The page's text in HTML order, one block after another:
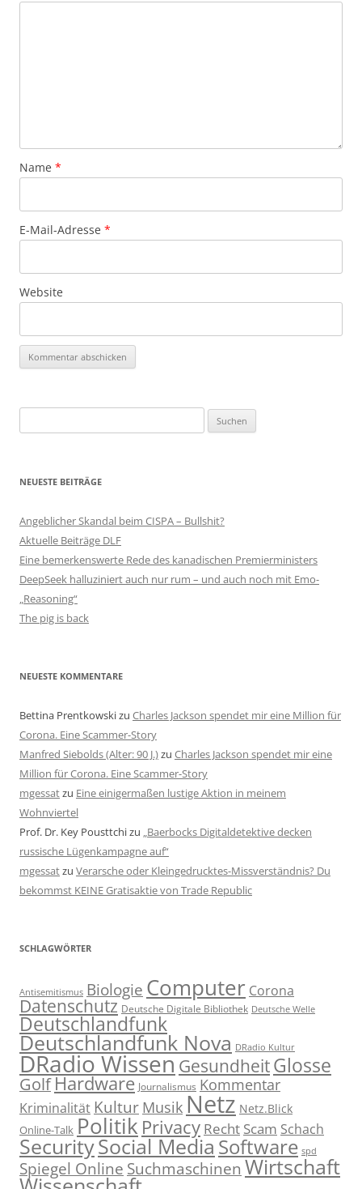
Name *
E-Mail-Adresse *
Website
nach:
NEUESTE BEITRÄGE
Angeblicher Skandal beim CISPA – Bullshit?
Aktuelle Beiträge DLF
Eine bemerkenswerte Rede des kanadischen Premierministers
DeepSeek halluziniert auch nur rum – und auch noch mit Emo-
„Reasoning“
The pig is back
NEUESTE KOMMENTARE
Bettina Prentkowskizu Charles Jackson spendet mir eine Million für
Corona. Eine Scammer-Story
Manfred Siebolds (Alter: 90 J.)zu Charles Jackson spendet mir eine
Million für Corona. Eine Scammer-Story
mgessatzu Eine einigermaßen lustige Aktion in meinem
Wohnviertel
Prof. Dr. Key Pousttchizu „Baerbocks Digitaldetektive decken
russische Lügenkampagne auf“
mgessatzu Verarsche oder Kleingedrucktes-Missverständnis? Du
bekommst KEINE Gratisaktie von Trade Republic
SCHLAGWÖRTER
Antisemitismus Biologie Computer Corona
Datenschutz Deutsche Digitale Bibliothek Deutsche Welle
Deutschlandfunk
Deutschlandfunk Nova DRadio Kultur
DRadio WissenGesundheitGlosse
GolfHardware Journalismus Kommentar
Kriminalität Kultur Musik Netz Netz.Blick
Online-Talk Politik Privacy Recht Scam Schach
SecuritySocial Media Software spd
Spiegel Online Suchmaschinen Wirtschaft